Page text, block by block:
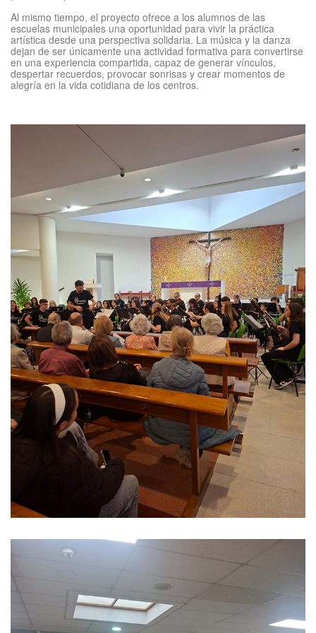
Al mismo tiempo, el proyecto ofrece a los alumnos de las
escuelas municipales una oportunidad para vivir la práctica
artística desde una perspectiva solidaria. La música y la danza
dejan de ser únicamente una actividad formativa para convertirse
en una experiencia compartida, capaz de generar vínculos,
despertar recuerdos, provocar sonrisas y crear momentos de
alegría en la vida cotidiana de los centros.